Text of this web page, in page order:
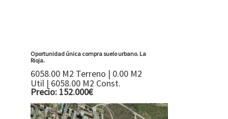
Oportunidad única compra suelo urbano. La
Rioja.
6058.00 M2 Terreno | 0.00 M2
Util | 6058.00 M2 Const.
Precio: 152.000€